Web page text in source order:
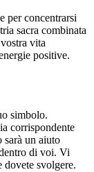
per concentrarsi
sacra combinata
vita
positive.
simbolo.
corrispondente
sarà un aiuto
di voi. Vi
dovete svolgere.